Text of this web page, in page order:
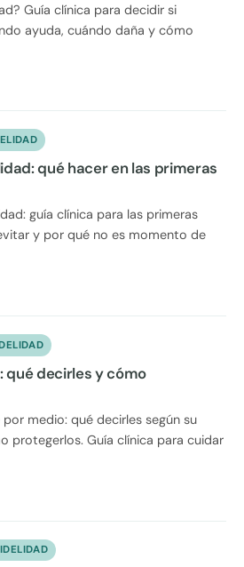
Guía clínica para decidir si
ayuda, cuándo daña y cómo
qué hacer en las primeras
guía clínica para las primeras
y por qué no es momento de
qué decirles y cómo
medio: qué decirles según su
protegerlos. Guía clínica para cuidar